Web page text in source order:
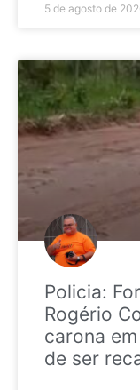
5 de agosto de
Policia:
Rogério
carona
de ser